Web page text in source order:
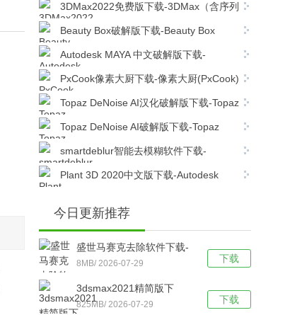
3DMax2022免费版下载-3DMax（含序列
号和密钥）V2022免费中文免费版下载
Beauty Box破解版下载-Beauty Box
v2021 汉化版下载
Autodesk MAYA 中文破解版下载-
Autodesk MAYA2022(含序列号和密钥) 免激
活版下载
PxCook像素大厨下载-像素大厨(PxCook)
v3.6.3 绿色破解版下载
Topaz DeNoise AI汉化破解版下载-Topaz
DeNoise AI 3 v3.0.0 破解版下载
Topaz DeNoise AI破解版下载-Topaz
DeNoise AI汉化版v3.7.2中文版下载
smartdeblur智能去模糊软件下载-
SmartDeblur PRO中文专业版v2.3免费版下载
Plant 3D 2020中文版下载-Autodesk
今日更新推荐
下载
盛世马赛克去除软件下载-
盛世马赛克去除工具 v5.0
绿色中文版下载
8MB/ 2026-07-29
下载
3dsmax2021精简版下
载-3DS Max 2021(免注册)
825MB/ 2026-07-29